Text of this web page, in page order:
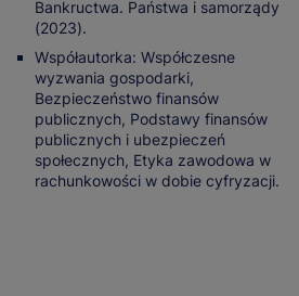
Bankructwa. Państwa i samorządy
(2023).
Współautorka: Współczesne
wyzwania gospodarki,
Bezpieczeństwo finansów
publicznych, Podstawy finansów
publicznych i ubezpieczeń
społecznych, Etyka zawodowa w
rachunkowości w dobie cyfryzacji.